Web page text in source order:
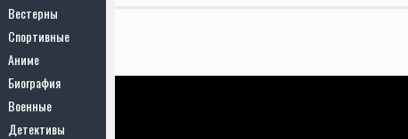
Вестерны
Спортивные
Аниме
Биография
Военные
Детективы